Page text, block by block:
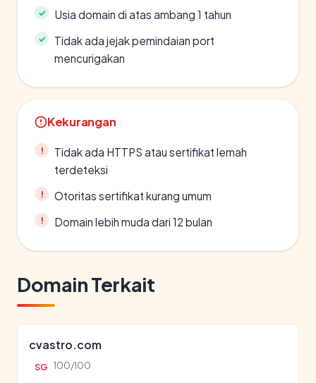
Usia domain di atas ambang 1 tahun
Tidak ada jejak pemindaian port
mencurigakan
Kekurangan
Tidak ada HTTPS atau sertifikat lemah
terdeteksi
Otoritas sertifikat kurang umum
Domain lebih muda dari 12 bulan
Domain Terkait
cvastro.com
SG 100/100